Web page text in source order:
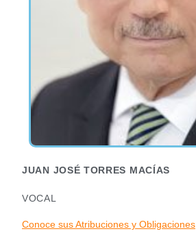
JUAN JOSÉ TORRES MACÍAS
VOCAL
Conoce sus Atribuciones y Obligaciones